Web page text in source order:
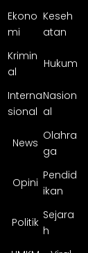
Ekono
mi
Keseh
atan
Krimin
al
Hukum
Interna
sional
Nasion
al
News
Olahra
ga
Opini
Pendid
ikan
Politik
Sejara
h